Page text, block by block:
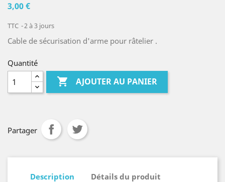
3,00 €
TTC 2 à 3 jours
Cable de sécurisation d'arme pour râtelier .
Quantité
 AJOUTER AU PANIER
Partager
Description Détails du produit